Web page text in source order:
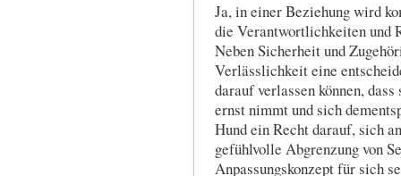
Ja, in einer Beziehung wird
die Verantwortlichkeiten und
Neben Sicherheit und
Verlässlichkeit eine
darauf verlassen können,
ernst nimmt und sich
Hund ein Recht darauf, sich
gefühlvolle Abgrenzung von
Anpassungskonzept für sich